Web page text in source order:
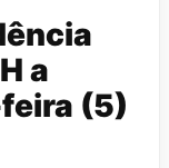
a
(5)